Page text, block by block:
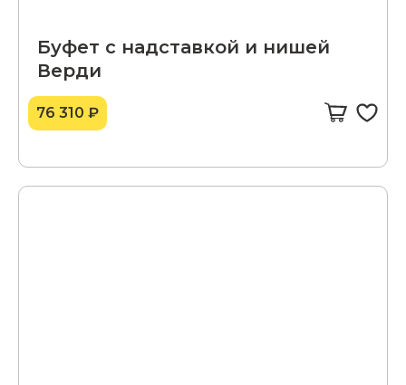
Буфет с надставкой и нишей
Верди
76 310 ₽